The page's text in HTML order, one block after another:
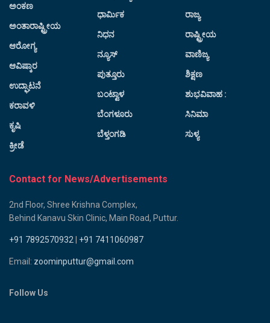
ಅಂಕಣ
ಅಂತಾರಾಷ್ಟ್ರೀಯ
ಆರೋಗ್ಯ
ಆವಿಷ್ಕಾರ
ಉದ್ಘಾಟನೆ
ಕರಾವಳಿ
ಕೃಷಿ
ಕ್ರೀಡೆ
ಧಾರ್ಮಿಕ
ನಿಧನ
ನ್ಯೂಸ್
ಪುತ್ತೂರು
ಬಂಟ್ವಾಳ
ಬೆಂಗಳೂರು
ಬೆಳ್ತಂಗಡಿ
ರಾಜ್ಯ
ರಾಷ್ಟ್ರೀಯ
ವಾಣಿಜ್ಯ
ಶಿಕ್ಷಣ
ಶುಭವಿವಾಹ :
ಸಿನಿಮಾ
ಸುಳ್ಯ
Contact for News/Advertisements
2nd Floor, Shree Krishna Complex,
Behind Kanavu Skin Clinic, Main Road, Puttur.
+91 7892570932 +91 7411060987
Email: zoominputtur@gmail.com
Follow Us